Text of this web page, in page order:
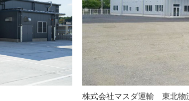
株式会社マスダ運輸 東北物